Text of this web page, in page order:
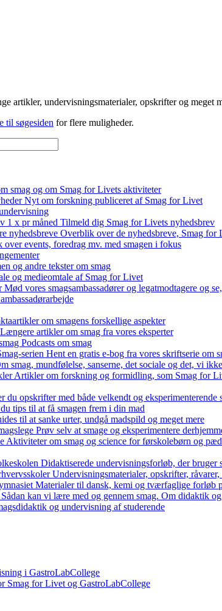
artikler, undervisningsmaterialer, opskrifter og meget
til søgesiden for flere muligheder.
smag og om Smag for Livets aktiviteter
Nyt om forskning publiceret af Smag for Livet
1 x pr måned Tilmeld dig Smag for Livets nyhedsbrev
nyhedsbreve Overblik over de nyhedsbreve, Smag for
over events, foredrag mv. med smagen i fokus
og andre tekster om smag
og medieomtale af Smag for Livet
Mød vores smagsambassadører og legatmodtagere og
om smagens forskellige aspekter
Længere artikler om smag fra vores eksperter
Podcasts om smag
serien Hent en gratis e-bog fra vores skriftserie om
smag, mundfølelse, sanserne, det sociale og det, vi
Artikler om forskning og formidling, som Smag for
du opskrifter med både velkendt og eksperimenterende
tips til at få smagen frem i din mad
til at sanke urter, undgå madspild og meget mere
Prøv selv at smage og eksperimentere
Aktiviteter om smag og science for førskolebørn og
Didaktiserede undervisningsforløb, der
Undervisningsmaterialer, opskrifter,
Materialer til dansk, kemi og tværfaglige forløb
Sådan kan vi lære med og gennem smag. Om didaktik
og undervisning af studerende
i GastroLabCollege
Smag for Livet og GastroLabCollege